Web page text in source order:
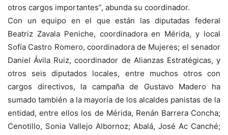
otros cargos importantes”, abunda su coordinador.
Con un equipo en el que están las diputadas federal
Beatriz Zavala Peniche, coordinadora en Mérida, y local
Sofía Castro Romero, coordinadora de Mujeres; el senador
Daniel Ávila Ruiz, coordinador de Alianzas Estratégicas, y
otros seis diputados locales, entre muchos otros con
cargos directivos, la campaña de Gustavo Madero ha
sumado también a la mayoría de los alcaldes panistas de la
entidad, entre ellos los de Mérida, Renán Barrera Concha;
Cenotillo, Sonia Vallejo Albornoz; Abalá, José Ac Canché;